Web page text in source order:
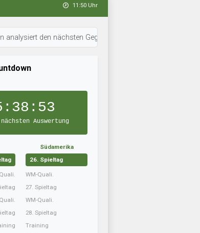
11:50 Uhr
den nächsten Gegner. • 11:50 Uhr: SV Oberbilk 09
Auswertung
Südamerika
26. Spieltag
WM-Quali.
27. Spieltag
WM-Quali.
28. Spieltag
Training